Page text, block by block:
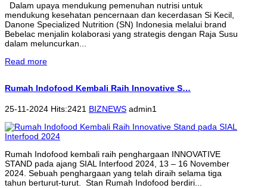
Dalam upaya mendukung pemenuhan nutrisi untuk
mendukung kesehatan pencernaan dan kecerdasan Si Kecil,
Danone Specialized Nutrition (SN) Indonesia melalui brand
Bebelac menjalin kolaborasi yang strategis dengan Raja Susu
dalam meluncurkan...
Read more
Rumah Indofood Kembali Raih Innovative S…
25-11-2024 Hits:2421 BIZNEWS admin1
Rumah Indofood kembali raih penghargaan INNOVATIVE
STAND pada ajang SIAL Interfood 2024, 13 – 16 November
2024. Sebuah penghargaan yang telah diraih selama tiga
tahun berturut-turut. Stan Rumah Indofood berdiri...